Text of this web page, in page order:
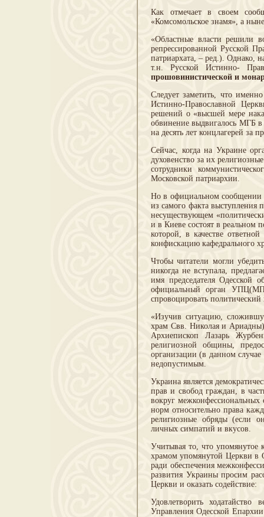
Как отмечает в своем
«Комсомольское знамя», а
«Областные власти решили
репрессированной Русской
патриархата, – ред.). Однако,
т.н. Русской Истинно-
прошовинистической и
Следует заметить, что
Истинно-Православной
решений о «высшей мере
обвинение выдвигалось МГБ в
на десять лет концлагерей
Сейчас, когда на Украине
духовенство за их
сотрудники
Московской патриархии.
Но в официальном сообщении
из самого факта выступления
несуществующем
и в Киеве состоят в реальном
которой, в качестве
конфискацию кафедрального
Чтобы читатели могли
никогда не вступала,
имя председателя Одесской
официальный орган
спровоцировать политический
«Изучив ситуацию,
храм Свв. Николая и Ариадны)
Архиепископ Лазарь
религиозной общины,
организации (в данном
недопустимым.
Украина является
прав и свобод граждан, в
вокруг
норм относительно права
религиозные обряды (если
личных симпатий и вкусов.
Учитывая то, что упомянутое
храмом упомянутой Церкви в
ради обеспечения
развития Украины просим
Церкви и оказать содействие:
Удовлетворить
Управления Одесской